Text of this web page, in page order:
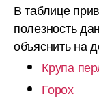
В таблице
полезность
объяснить на
Крупа
Горох